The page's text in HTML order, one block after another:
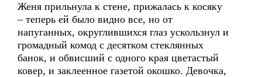
Женя прильнула к стене, прижалась к косяку
– теперь ей было видно все, но от
напуганных, округлившихся глаз ускользнул и
громадный комод с десятком стеклянных
банок, и обвисший с одного края цветастый
ковер, и заклеенное газетой окошко. Девочка,